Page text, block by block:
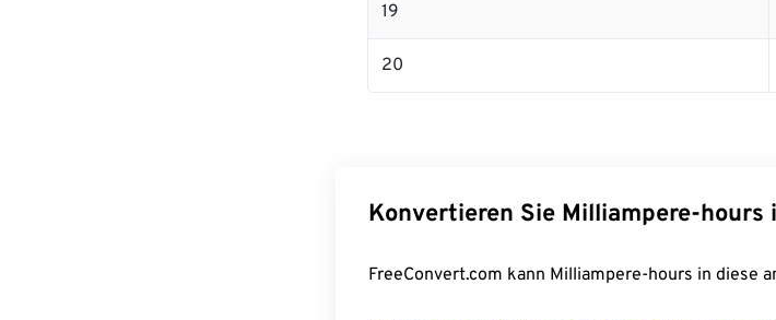
19
20
Konvertieren Sie Milliampere-hours
FreeConvert.com kann Milliampere-hours in diese